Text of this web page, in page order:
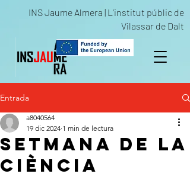
INS Jaume Almera | L'institut públic de
Vilassar de Dalt
Entrada
SETMANA DE LA
CIÈNCIA
a8040564
19 dic 2024 1 min de lectura